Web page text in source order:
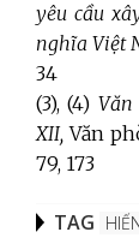
yêu cầu
nghĩa Việt
34
(3), (4)
XII,Văn
79, 173
TAG